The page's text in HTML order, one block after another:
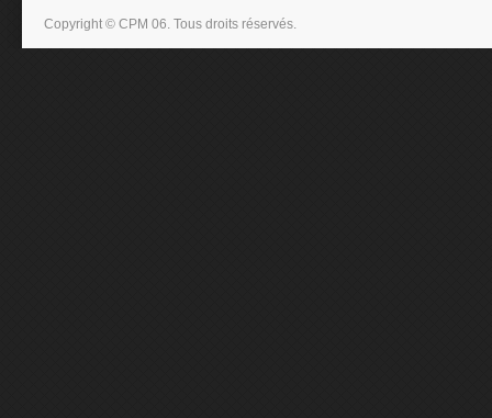
Copyright © CPM 06. Tous droits réservés.